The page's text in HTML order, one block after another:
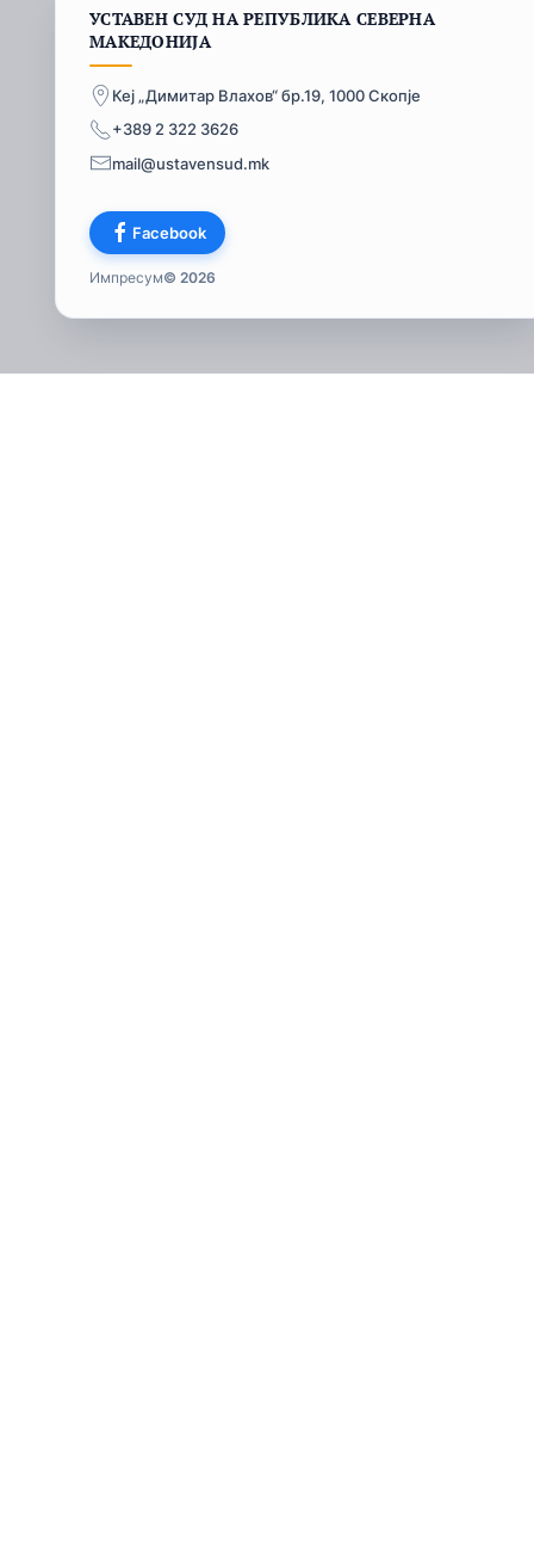
УСТАВЕН СУД НА РЕПУБЛИКА СЕВЕРНА
МАКЕДОНИЈА
Кеј „Димитар Влахов“ бр.19, 1000 Скопје
+389 2 322 3626
mail@ustavensud.mk
Facebook
Импресум© 2026